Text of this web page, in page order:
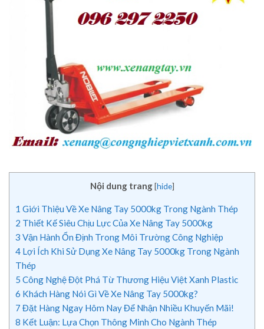
Nội dung trang [hide]
1 Giới Thiệu Về Xe Nâng Tay 5000kg Trong Ngành Thép
2 Thiết Kế Siêu Chịu Lực Của Xe Nâng Tay 5000kg
3 Vận Hành Ổn Định Trong Môi Trường Công Nghiệp
4 Lợi Ích Khi Sử Dụng Xe Nâng Tay 5000kg Trong Ngành
Thép
5 Công Nghệ Đột Phá Từ Thương Hiệu Việt Xanh Plastic
6 Khách Hàng Nói Gì Về Xe Nâng Tay 5000kg?
7 Đặt Hàng Ngay Hôm Nay Để Nhận Nhiều Khuyến Mãi!
8 Kết Luận: Lựa Chọn Thông Minh Cho Ngành Thép